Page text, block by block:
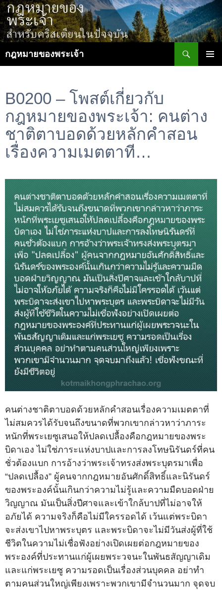
ข้าม
ไป
ยัง
กฎหมายของพระเจ้า
B0200 – โพสต์เกี่ยวกับ
กฎหมายของพระเจ้า: คนต่าง
ชาติตาบอดด้วยหลักคำสอน
เรื่องความเมตตาที…
คนต่างชาติตาบอดด้วยหลักคำสอนเรื่องความเมตตาที่
ไม่สมควรได้รับจนถึงขนาดที่พวกเขากล่าวหาว่าภาระ
หนักที่พระเยซูเสนอให้ปลดเปลื้องคือกฎหมายของพระ
บิดาเอง ไม่ใช่ภาระแห่งบาปและการลงโทษนิรันดร์ที่คน
ชั่วต้องแบก การอ้างว่าพระเจ้าทรงส่งพระบุตรมาเพื่อ
“ปลดเปลื้อง” ผู้คนจากกฎหมายอันศักดิ์สิทธิ์และนิรันดร์
ของพระองค์นั้นเกินกว่าความไม่รู้และความมืดบอดฝ่าย
วิญญาณ มันเป็นสิ่งปีศาจและเข้าใกล้บาปที่ไม่อาจให้
อภัยได้ ความจริงก็คือไม่มีใครรอดได้ เว้นแต่พระบิดา
จะส่งเขาไปหาพระบุตร และพระบิดาจะไม่มีวันส่งผู้ที่ใช้
ชีวิตในความไม่เชื่อฟังอย่างเปิดเผยต่อกฎหมายของ
พระองค์ที่ประทานแก่ผู้เผยพระวจนะในพันธสัญญาเดิม
และแก่พระเยซู ความรอดเป็นเรื่องส่วนบุคคล อย่าทำ
ตามคนส่วนใหญ่เพียงเพราะพวกเขามีจำนวนมาก จุดจบ